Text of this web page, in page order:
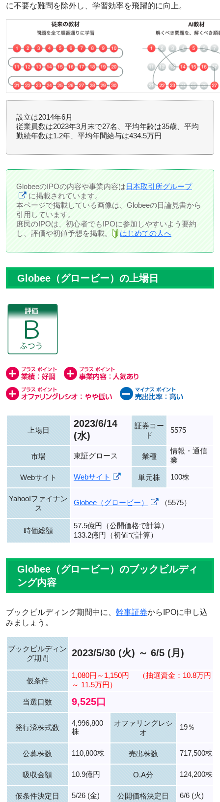
に不要な難問を除外し、学習効率を飛躍的に向上。
設立は2014年6月
従業員数は2023年3月末で27名、平均年齢は35歳、平均
勤続年数は1.2年、平均年間給与は434.5万円
GlobeeのIPOの内容や事業内容は日本取引所グループ
に掲載されています。
本ページで掲載している画像は、Globeeの目論見書から
引用しています。
庶民のIPOは、初心者でもIPOに参加しやすいよう要約
し、評価や初値予想を掲載。
はじめての人へ
Globee（グロービー）の上場日
上場日
2023/6/14
(水)
証券コー
ド
5575
市場 東証グロース 業種
情報・通信
業
Webサイト Webサイト 単元株 100株
Yahoo!ファイナン
ス
Globee（グロービー） （5575）
時価総額
57.5億円（公開価格で計算）
133.2億円（初値で計算）
Globee（グロービー）のブックビルディ
ング内容
ブックビルディング期間中に、 幹事証券からIPOに申し込
みましょう。
ブックビルディン
グ期間
2023/5/30 (火) ～ 6/5 (月)
仮条件
1,080円～1,150円
（抽選資金：10.8万円
～ 11.5万円）
当選口数 9,525口
発行済株式数
4,996,800
株
オファリングレシ
オ
19％
公募株数 110,800株 売出株数 717,500株
吸収金額 10.9億円 O.A分 124,200株
仮条件決定日 5/26 (金) 公開価格決定日 6/6 (火)